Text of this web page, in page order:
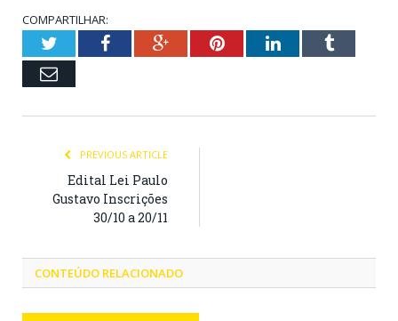
COMPARTILHAR:
TwitterFacebookGoogle+PinterestLinkedInTumblr
Email
PREVIOUS ARTICLE
Edital Lei Paulo
Gustavo Inscrições
30/10 a 20/11
CONTEÚDO RELACIONADO